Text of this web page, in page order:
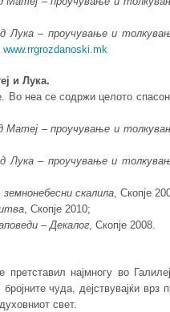
Лука – проучување и толкува
www.rrgrozdanoski.mk
и Лука.
Во неа се содржи целото
Матеј – проучување и толкува
Лука – проучување и толкува
земнонебесни скалила, Скопје
, Скопје 2010;
веди – Декалог, Скопје 2008.
најмногу во
чуда, дејствувајќи врз
свет.